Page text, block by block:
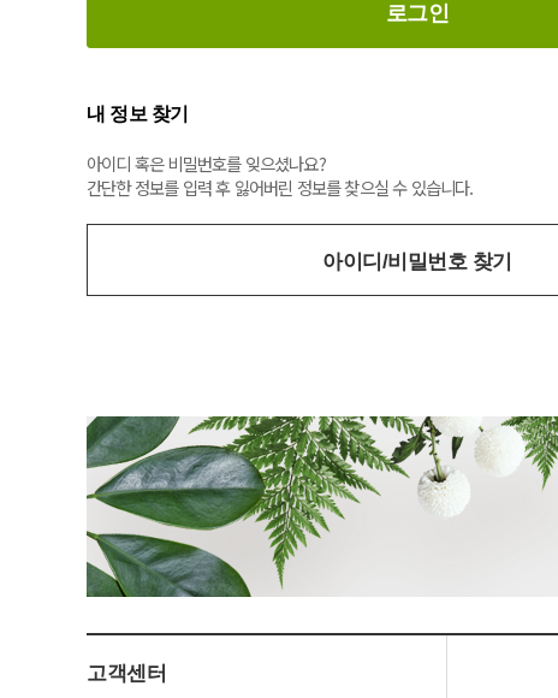
로그인
내 정보 찾기
아이디 혹은 비밀번호를 잊으셨나요?
간단한 정보를 입력 후 잃어버린 정보를 찾으실 수 있습니다.
아이디/비밀번호 찾기
고객센터